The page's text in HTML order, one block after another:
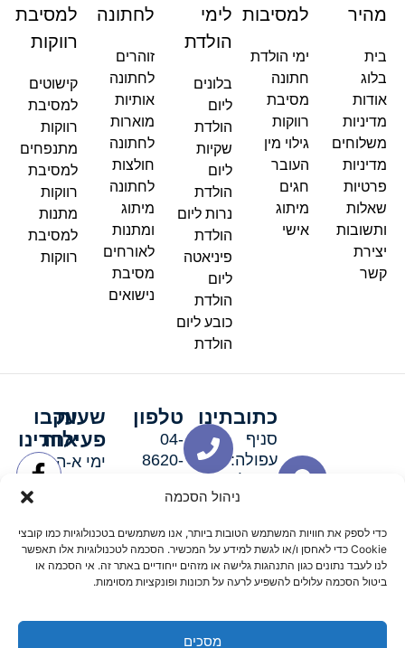
ניהול הסכמה
כדי לספק את חוויות המשתמש הטובות ביותר, אנו משתמשים בטכנולוגיות כמו קובצי
Cookie כדי לאחסן ו/או לגשת למידע על המכשיר. הסכמה לטכנולוגיות אלו תאפשר
לנו לעבד נתונים כגון התנהגות גלישה או מזהים ייחודיים באתר זה. אי הסכמה או
ביטול הסכמה עלולים להשפיע לרעה על תכונות ופונקציות מסוימות.
מסכים
מהיר
בית
בלוג
אודות
מדיניות
משלוחים
מדיניות
פרטיות
שאלות
ותשובות
יצירת
קשר
למסיבות
ימי הולדת
חתונה
מסיבת
רווקות
גילוי מין
העובר
חגים
מיתוג
אישי
לימי
הולדת
בלונים
ליום
הולדת
שקיות
ליום
הולדת
נרות ליום
הולדת
פיניאטה
ליום
הולדת
כובע ליום
הולדת
לחתונה
זוהרים
לחתונה
אותיות
מוארות
לחתונה
חולצות
לחתונה
מיתוג
ומתנות
לאורחים
מסיבת
נישואים
למסיבת
רווקות
קישוטים
למסיבת
רווקות
מתנפחים
למסיבת
רווקות
מתנות
למסיבת
רווקות
כתובתינו
סניף
עפולה:
סניף מגדל
האלה 19
טלפון
04-
8620-
שעות
פעילות
ימי א-ה:
ימי שישי
וערבי חג:
8:30-
15:00
עקבו
אחרינו